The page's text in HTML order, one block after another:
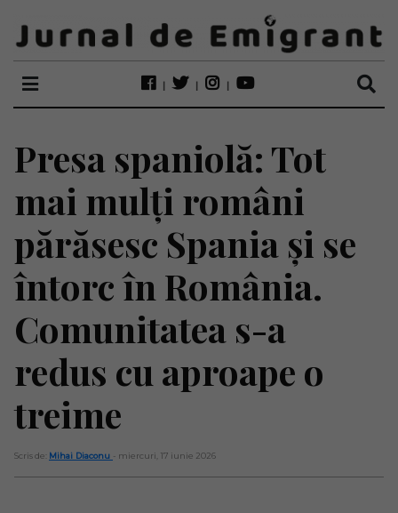
Presa spaniolă: Tot
mai mulți români
părăsesc Spania și se
întorc în România.
Comunitatea s-a
redus cu aproape o
treime
Scris de: Mihai Diaconu - miercuri, 17 iunie 2026